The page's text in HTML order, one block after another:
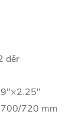
děr
700/720 mm